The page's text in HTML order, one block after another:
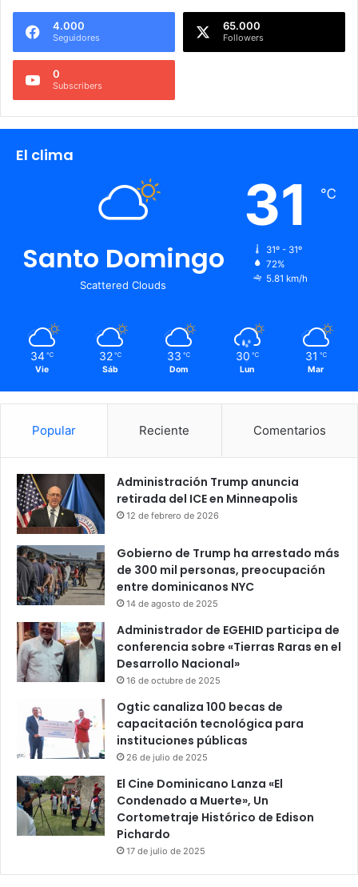
4.000
Seguidores
65.000
Followers
0
Subscribers
El clima
Santo Domingo
Scattered Clouds
31 ℃
31º - 31º
72%
5.81 km/h
34 ℃
Vie
32 ℃
Sáb
33 ℃
Dom
30 ℃
Lun
31 ℃
Mar
Popular Reciente Comentarios
Administración Trump anuncia
retirada del ICE en Minneapolis
12 de febrero de 2026
Gobierno de Trump ha arrestado más
de 300 mil personas, preocupación
entre dominicanos NYC
14 de agosto de 2025
Administrador de EGEHID participa de
conferencia sobre «Tierras Raras en el
Desarrollo Nacional»
16 de octubre de 2025
Ogtic canaliza 100 becas de
capacitación tecnológica para
instituciones públicas
26 de julio de 2025
El Cine Dominicano Lanza «El
Condenado a Muerte», Un
Cortometraje Histórico de Edison
Pichardo
17 de julio de 2025